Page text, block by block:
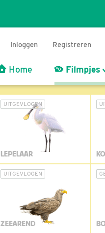
Inloggen Registreren
Home Filmpjes
UITGEVLOGEN
LEPELAAR
UITGEVLOGEN
ZEEAREND